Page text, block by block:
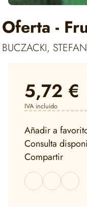
Oferta -
BUCZACKI, STEFAN
5,72 €
IVA incluido
Añadir a
Consulta
Compartir